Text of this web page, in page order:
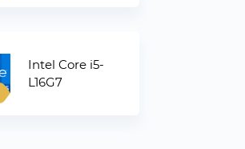
Intel Core i5-
L16G7